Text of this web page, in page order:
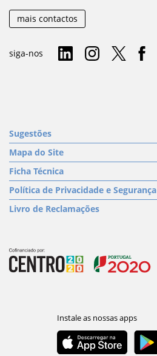
mais contactos
siga-nos
Sugestões
Mapa do Site
Ficha Técnica
Política de Privacidade e Segurança
Livro de Reclamações